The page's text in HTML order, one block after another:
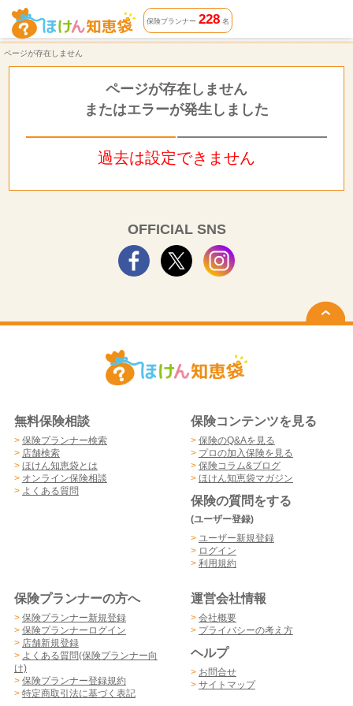
ページが存在しません | ほけん知恵袋
保険プランナー 228名
ページが存在しません
ページが存在しません
またはエラーが発生しました
過去は設定できません
OFFICIAL SNS
無料保険相談
> 保険プランナー検索
> 店舗検索
> ほけん知恵袋とは
> オンライン保険相談
> よくある質問
保険コンテンツを見る
> 保険のQ&Aを見る
> プロの加入保険を見る
> 保険コラム&ブログ
> ほけん知恵袋マガジン
保険の質問をする
(ユーザー登録)
> ユーザー新規登録
> ログイン
> 利用規約
保険プランナーの方へ
> 保険プランナー新規登録
> 保険プランナーログイン
> 店舗新規登録
> よくある質問(保険プランナー向
け)
> 保険プランナー登録規約
> 特定商取引法に基づく表記
運営会社情報
> 会社概要
> プライバシーの考え方
ヘルプ
> お問合せ
> サイトマップ